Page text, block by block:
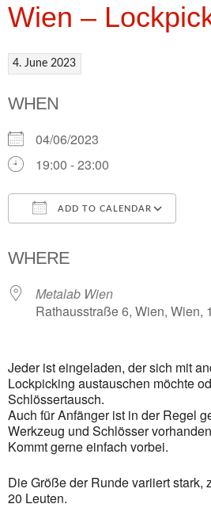
Wien –
4. June 2023
WHEN
04/06/2023
19:00 - 23:00
ADD TO CALENDAR
WHERE
Metalab Wien
Rathausstraße 6, Wien, Wien,
Jeder ist eingeladen, der sich mit
Lockpicking austauschen möchte
Schlössertausch.
Auch für Anfänger ist in der Regel
Werkzeug und Schlösser
Kommt gerne einfach vorbei.
Die Größe der Runde variiert stark,
20 Leuten.